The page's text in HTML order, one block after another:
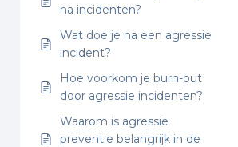
na incidenten?
Wat doe je na een agressie
incident?
Hoe voorkom je burn-out
door agressie incidenten?
Waarom is agressie
preventie belangrijk in de